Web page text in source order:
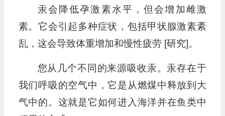
汞会降低孕激素水平，但会增加雌激
素。它会引起多种症状，包括甲状腺激素紊
乱，这会导致体重增加和慢性疲劳 [研究]。
您从几个不同的来源吸收汞。汞存在于
我们呼吸的空气中，它是从燃煤中释放到大
气中的。这就是它如何进入海洋并在鱼类中